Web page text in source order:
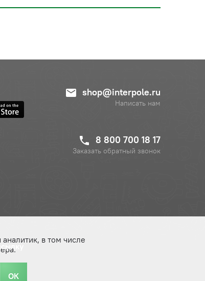
shop@interpole.ru
Написать нам
8 800 700 18 17
Заказать обратный звонок
ОК
в том числе